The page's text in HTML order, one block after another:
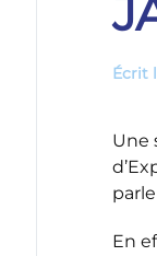
Écrit
Une
En